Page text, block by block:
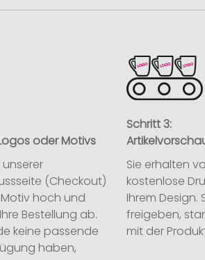
oder Motivs
(Checkout)
hoch und
Bestellung ab.
keine passende
haben,
Schritt 3:
Sie erhalten
kostenlose
Ihrem Design.
freigeben,
mit der